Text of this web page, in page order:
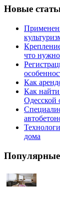
Новые
что
Как
Как
Одесской
дома
Популярные